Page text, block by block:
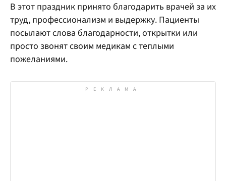
В этот праздник принято благодарить врачей за их
труд, профессионализм и выдержку. Пациенты
посылают слова благодарности, открытки или
просто звонят своим медикам с теплыми
пожеланиями.